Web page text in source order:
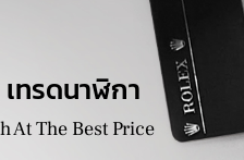
ทรดนาฬิกา
At The Best Price